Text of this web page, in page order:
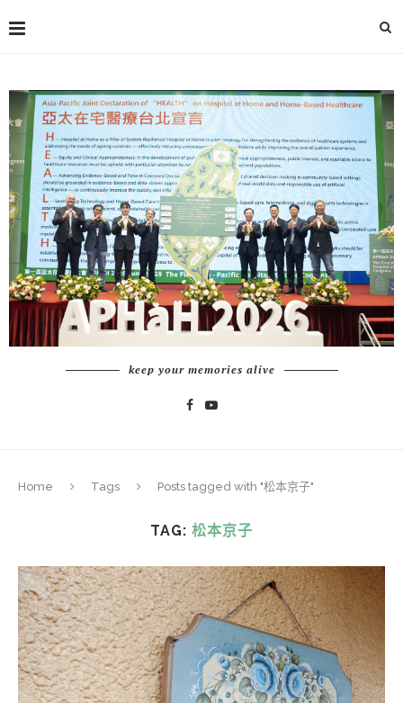
keep your memories alive
Home Tags Posts tagged with "松本京子"
TAG: 松本京子